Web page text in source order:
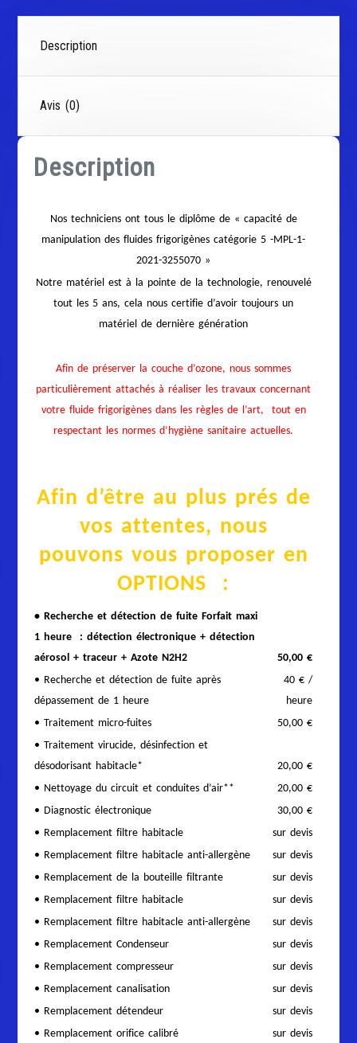
Description
Avis (0)
Description
Nos techniciens ont tous le diplôme de « capacité de
manipulation des fluides frigorigènes catégorie 5 -MPL-1-
2021-3255070 »
Notre matériel est à la pointe de la technologie, renouvelé
tout les 5 ans, cela nous certifie d’avoir toujours un
matériel de dernière génération
Afin de préserver la couche d’ozone, nous sommes
particulièrement attachés à réaliser les travaux concernant
votre fluide frigorigènes dans les règles de l’art, tout en
respectant les normes d’hygiène sanitaire actuelles.
Afin d’être au plus prés de
vos attentes, nous
pouvons vous proposer en
OPTIONS :
• Recherche et détection de fuite Forfait maxi
1 heure : détection électronique + détection
aérosol + traceur + Azote N2H2
50,00 €
• Recherche et détection de fuite après
dépassement de 1 heure
40 € /
heure
• Traitement micro-fuites
50,00 €
• Traitement virucide, désinfection et
désodorisant habitacle*
20,00 €
• Nettoyage du circuit et conduites d’air**
20,00 €
• Diagnostic électronique
30,00 €
• Remplacement filtre habitacle
sur devis
• Remplacement filtre habitacle anti-allergène
sur devis
• Remplacement de la bouteille filtrante
sur devis
• Remplacement filtre habitacle
sur devis
• Remplacement filtre habitacle anti-allergène
sur devis
• Remplacement Condenseur
sur devis
• Remplacement compresseur
sur devis
• Remplacement canalisation
sur devis
• Remplacement détendeur
sur devis
• Remplacement orifice calibré
sur devis